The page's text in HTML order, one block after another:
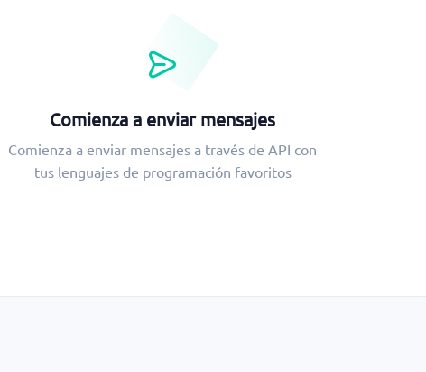
Comienza a enviar mensajes
Comienza a enviar mensajes a través de API con
tus lenguajes de programación favoritos